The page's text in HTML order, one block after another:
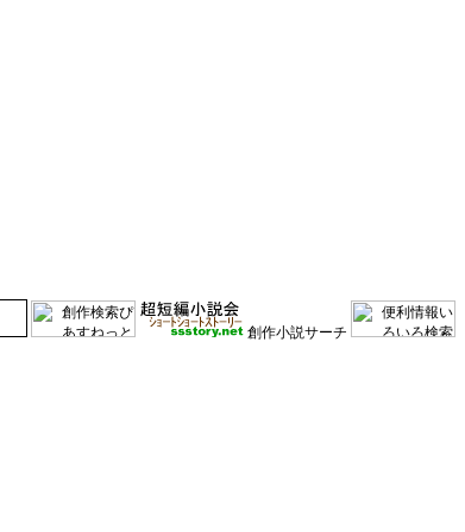
創作小説サーチ